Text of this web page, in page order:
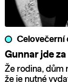
Celovečerní
Gunnar jde
Že rodina, dům
že je nutné